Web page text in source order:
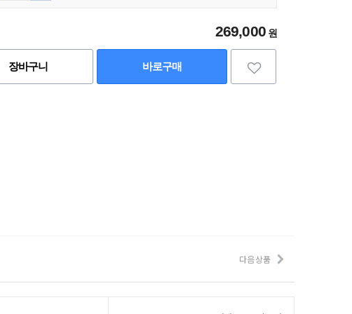
269,000원
장바구니 바로구매
다음 상품